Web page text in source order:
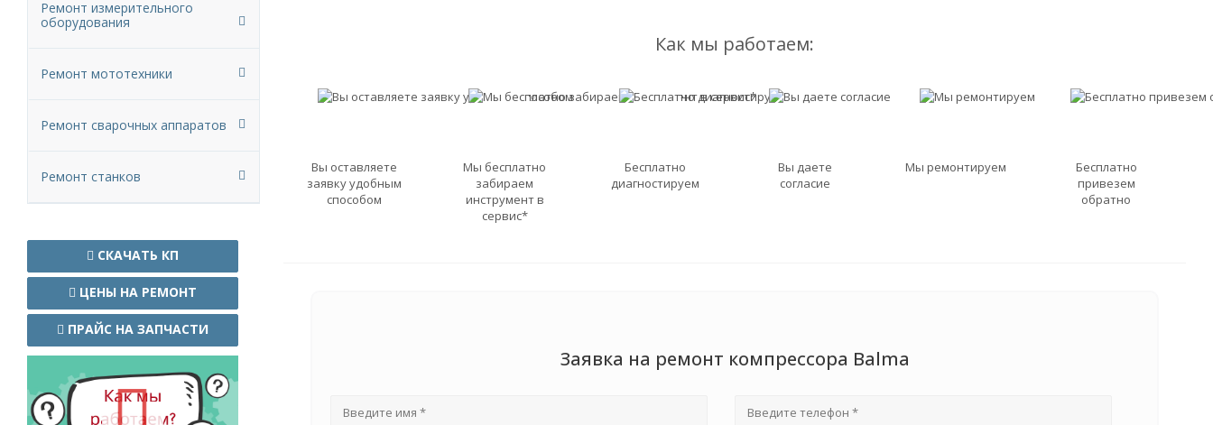
Как мы работаем:
Вы оставляете
заявку удобным
способом
Мы бесплатно
забираем
инструмент в
сервис*
Бесплатно
диагностируем
Вы даете
согласие
Мы ремонтируем
Бесплатно
привезем
обратно
Заявка на ремонт компрессора Balma
Ремонт измерительного
оборудования
Ремонт мототехники
Ремонт сварочных аппаратов
Ремонт станков
СКАЧАТЬ КП
ЦЕНЫ НА РЕМОНТ
ПРАЙС НА ЗАПЧАСТИ